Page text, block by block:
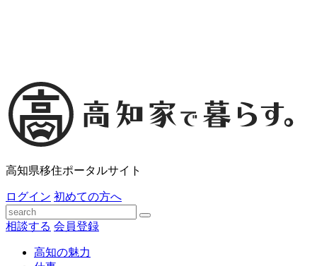
高知県移住ポータルサイト
ログイン 初めての方へ
相談する 会員登録
高知の魅力